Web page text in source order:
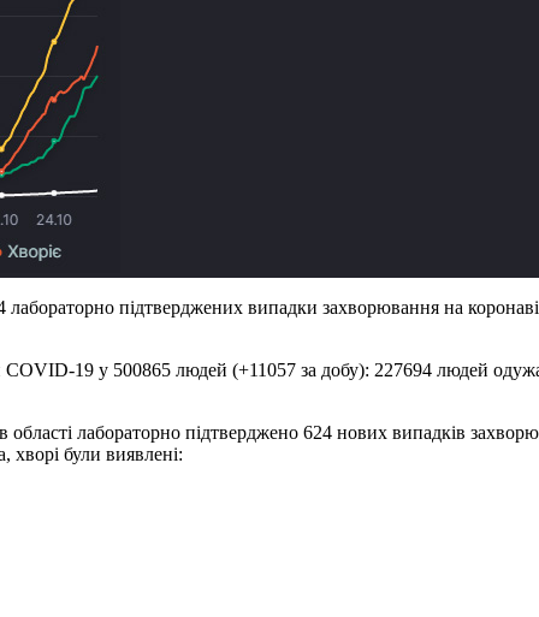
лабораторно підтверджених випадки захворювання на
19 у 500865 людей (+11057 за добу): 227694 людей
лабораторно підтверджено 624 нових випадків
хворі були виявлені: